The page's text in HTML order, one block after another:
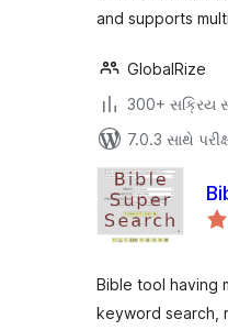
and supports
GlobalRize
300+ સક્રિય
7.0.3 સાથે
Bible tool having
keyword search,